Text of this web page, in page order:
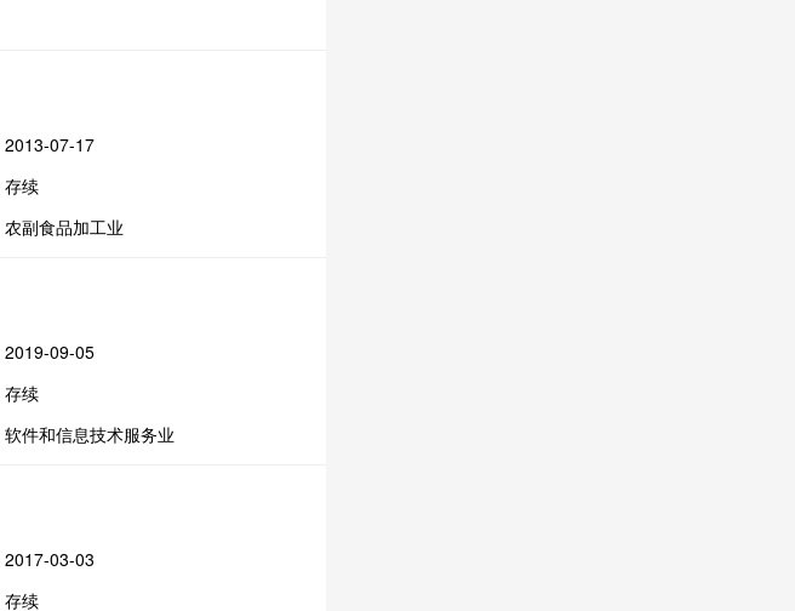
2013-07-17
存续
农副食品加工业
2019-09-05
存续
软件和信息技术服务业
2017-03-03
存续